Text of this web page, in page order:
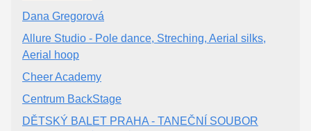
Dana Gregorová
Allure Studio - Pole dance, Streching, Aerial silks,
Aerial hoop
Cheer Academy
Centrum BackStage
DĚTSKÝ BALET PRAHA - TANEČNÍ SOUBOR